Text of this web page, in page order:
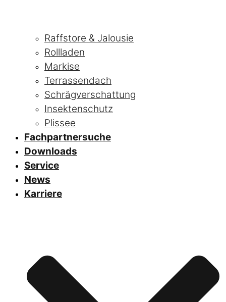
Raffstore & Jalousie
Rollladen
Markise
Terrassendach
Schrägverschattung
Insektenschutz
Plissee
Fachpartnersuche
Downloads
Service
News
Karriere